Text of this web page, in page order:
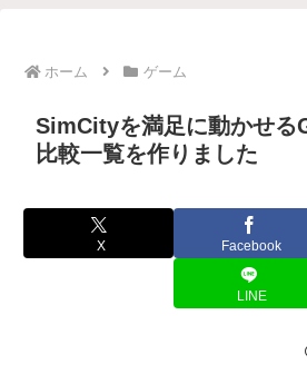
ホーム ゲーム
SimCityを満足に動かせる
比較一覧を作りました
X Facebook
LINE